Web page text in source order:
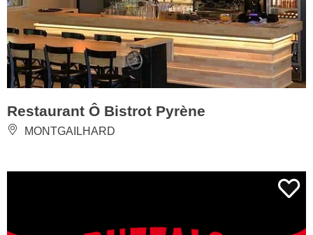
Restaurant Ô Bistrot Pyrène
MONTGAILHARD